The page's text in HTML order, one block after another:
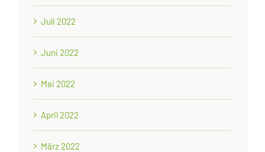
Juli 2022
Juni 2022
Mai 2022
April 2022
März 2022